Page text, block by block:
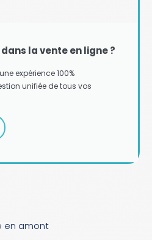
la vente en ligne ?
expérience 100%
unifiée de tous vos
en amont